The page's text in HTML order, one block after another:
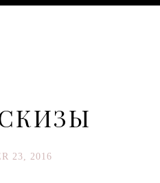
23, 2016